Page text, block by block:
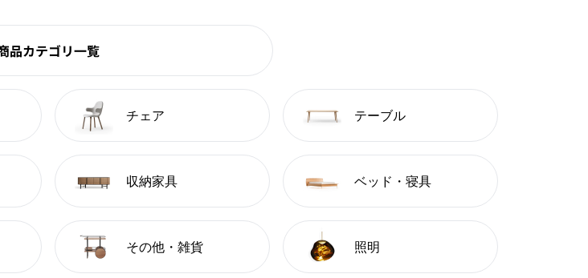
品カテゴリ一覧
チェア テーブル
収納家具 ベッド・寝具
その他・雑貨 照明